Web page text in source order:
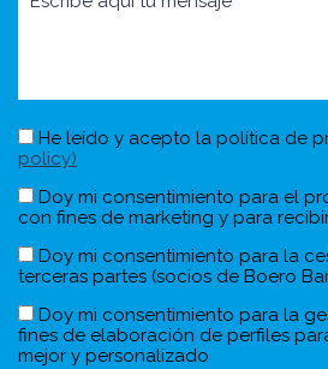
He leído y acepto la política de
policy)
Doy mi consentimiento para el
con fines de marketing y para
Doy mi consentimiento para la
terceras partes (socios de Boero
Doy mi consentimiento para la
fines de elaboración de perfiles
mejor y personalizado